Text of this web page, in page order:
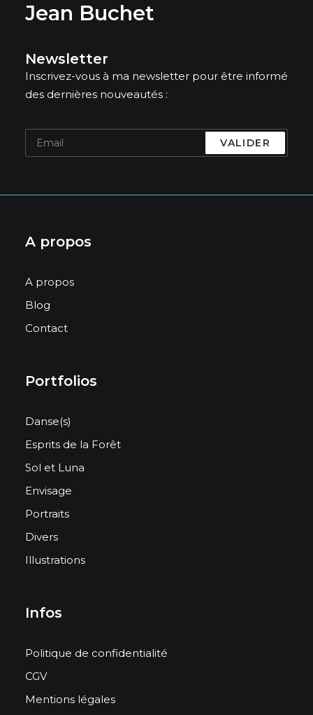
Jean Buchet
Newsletter
Inscrivez-vous à ma newsletter pour être informé
des dernières nouveautés :
A propos
A propos
Blog
Contact
Portfolios
Danse(s)
Esprits de la Forêt
Sol et Luna
Envisage
Portraits
Divers
Illustrations
Infos
Politique de confidentialité
CGV
Mentions légales